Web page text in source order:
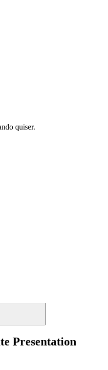
quiser.
Presentation